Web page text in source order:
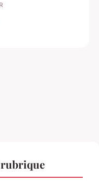
rubrique